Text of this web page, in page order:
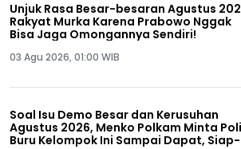
Unjuk Rasa Besar-besaran Agustus
Rakyat Murka Karena Prabowo Nggak
Bisa Jaga Omongannya Sendiri!
03 Agu 2026, 01:00 WIB
Soal Isu Demo Besar dan Kerusuhan
Agustus 2026, Menko Polkam Minta
Buru Kelompok Ini Sampai Dapat, Siap-